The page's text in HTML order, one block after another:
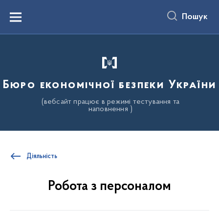
вмістуMenu Пошук
Бюро економічної безпеки України
(вебсайт працює в режимі тестування та
наповнення )
Діяльність
Робота з персоналом